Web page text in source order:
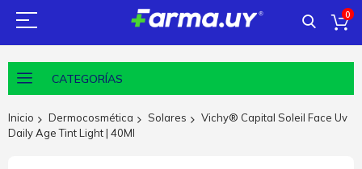
0
CATEGORÍAS
Inicio Dermocosmética Solares
Vichy® Capital Soleil Face Uv
Daily Age Tint Light | 40Ml